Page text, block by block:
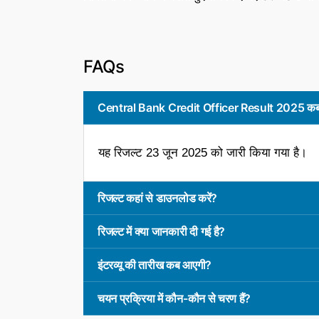
FAQs
Central Bank Credit Officer Result 2025 कब
यह रिजल्ट 23 जून 2025 को जारी किया गया है।
रिजल्ट कहां से डाउनलोड करें?
रिजल्ट में क्या जानकारी दी गई है?
इंटरव्यू की तारीख कब आएगी?
चयन प्रक्रिया में कौन-कौन से चरण हैं?